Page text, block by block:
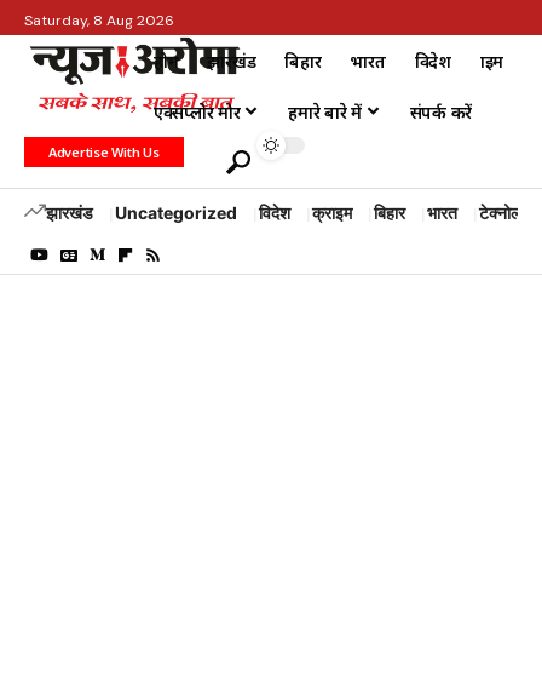
Saturday, 8 Aug 2026
होम झारखंड बिहार भारत विदेश क्राइम
एक्सप्लोर मोर हमारे बारे में संपर्क करें
Advertise With Us
झारखंड Uncategorized विदेश क्राइम बिहार भारत टेक्नोलॉजी